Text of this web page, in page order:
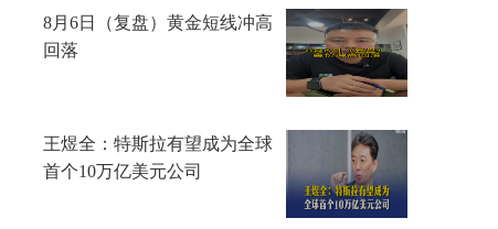
8月6日（复盘）黄金短线冲高
回落
王煜全：特斯拉有望成为全球
首个10万亿美元公司